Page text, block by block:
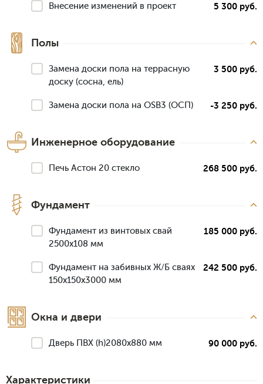
Внесение изменений в проект 5 300 руб.
Полы
Замена доски пола на террасную
доску (сосна, ель)
3 500 руб.
Замена доски пола на OSB3 (ОСП) -3 250 руб.
Инженерное оборудование
Печь Астон 20 стекло 268 500 руб.
Фундамент
Фундамент из винтовых свай
2500х108 мм
185 000 руб.
Фундамент на забивных Ж/Б сваях
150x150x3000 мм
242 500 руб.
Окна и двери
Дверь ПВХ (h)2080х880 мм 90 000 руб.
Характеристики